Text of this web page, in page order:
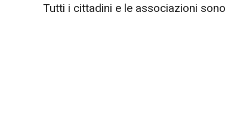
Tutti i cittadini e le associazioni